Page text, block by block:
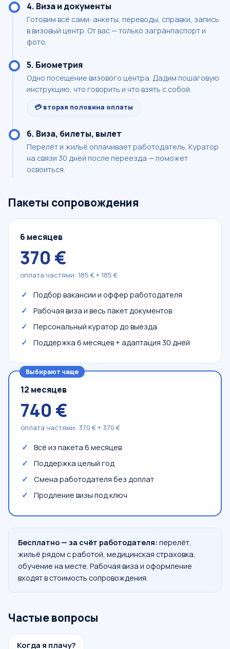
4. Виза и документы
Готовим всё сами: анкеты, переводы, справки, запись
в визовый центр. От вас — только загранпаспорт и
фото.
5. Биометрия
Одно посещение визового центра. Дадим пошаговую
инструкцию, что говорить и что взять с собой.
💳 вторая половина оплаты
6. Виза, билеты, вылет
Перелёт и жильё оплачивает работодатель. Куратор
на связи 30 дней после переезда — поможет
освоиться.
Пакеты сопровождения
6 месяцев
370 €
оплата частями: 185 € + 185 €
Подбор вакансии и оффер работодателя
Рабочая виза и весь пакет документов
Персональный куратор до выезда
Поддержка 6 месяцев + адаптация 30 дней
Выбирают чаще
12 месяцев
740 €
оплата частями: 370 € + 370 €
Всё из пакета 6 месяцев
Поддержка целый год
Смена работодателя без доплат
Продление визы под ключ
Бесплатно — за счёт работодателя: перелёт,
жильё рядом с работой, медицинская страховка,
обучение на месте. Рабочая виза и оформление
входят в стоимость сопровождения.
Частые вопросы
Когда я плачу?